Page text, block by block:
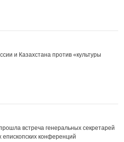
и Казахстана против «культуры
встреча генеральных секретарей
епископских конференций